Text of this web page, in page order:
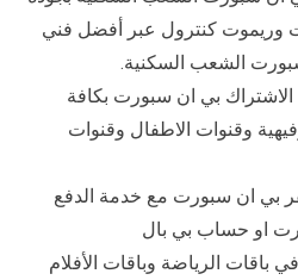
وريموت كنترول عبر أفضل فني
الشعب السكنية.
بي ان سبورت بكافة
وقنوات الاطفال وقنوات
بي ان سبورت مع خدمة الدفع
او حساب بي بال
باقات الرياضة وباقات الأفلام